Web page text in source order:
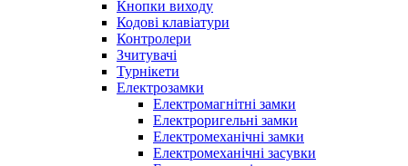
Кнопки виходу
Кодові клавіатури
Контролери
Зчитувачі
Турнікети
Електрозамки
Електромагнітні замки
Електроригельні замки
Електромеханічні замки
Електромеханічні засувки